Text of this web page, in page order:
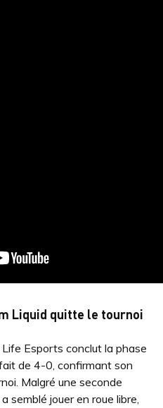
Liquid quitte le tournoi
Esports conclut la phase
de 4-0, confirmant son
Malgré une seconde
semblé jouer en roue libre,